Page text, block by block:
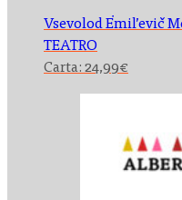
Vsevolod Ėmil’evič
TEATRO
Carta: 24,99€